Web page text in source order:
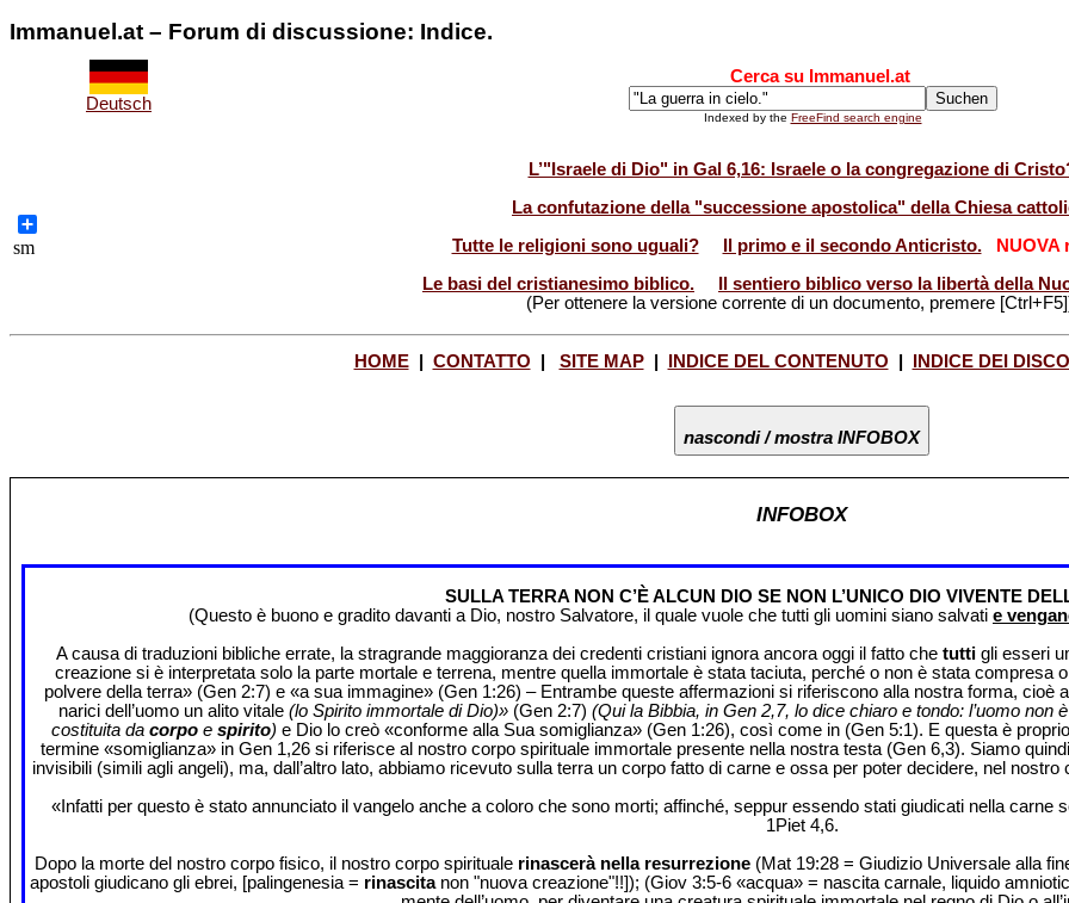
Immanuel.at – Forum di discussione: Indice.
Deutsch
Cerca su Immanuel.at
Indexed by the FreeFind search engine
Share
sm
L’"Israele di Dio" in Gal 6,16: Israele o la congregazione di
La confutazione della "successione apostolica" della Chiesa
Tutte le religioni sono uguali?
Il primo e il secondo Anticristo.
NUOVA
Le basi del cristianesimo biblico.
Il sentiero biblico verso la libertà della
(Per ottenere la versione corrente di un documento, premere
HOME| CONTATTO SITE MAP| INDICE DEL CONTENUTO INDICE DEI
nascondi / mostra INFOBOX
INFOBOX
SULLA TERRA NON C’È ALCUN DIO SE NON L’UNICO DIO VIVENTE
(Questo è buono e gradito davanti a Dio, nostro Salvatore, il quale vuole che tutti gli uomini siano salvati e
A causa di traduzioni bibliche errate, la stragrande maggioranza dei credenti cristiani ignora ancora oggi il fatto che tutti gli esseri
creazione si è interpretata solo la parte mortale e terrena, mentre quella immortale è stata taciuta, perché o non è stata compresa
polvere della terra» (Gen 2:7) e «a sua immagine» (Gen 1:26) – Entrambe queste affermazioni si riferiscono alla nostra forma,
narici dell’uomo un alito vitale (lo Spirito immortale di Dio)» (Gen 2:7) (Qui la Bibbia, in Gen 2,7, lo dice chiaro e tondo: l’uomo non
costituita da corpoe spirito) e Dio lo creò «conforme alla Sua somiglianza» (Gen 1:26), così come in (Gen 5:1). E questa è
termine «somiglianza» in Gen 1,26 si riferisce al nostro corpo spirituale immortale presente nella nostra testa (Gen 6,3). Siamo
invisibili (simili agli angeli), ma, dall’altro lato, abbiamo ricevuto sulla terra un corpo fatto di carne e ossa per poter decidere, nel
«Infatti per questo è stato annunciato il vangelo anche a coloro che sono morti; affinché, seppur essendo stati giudicati nella
1Piet 4,6.
Dopo la morte del nostro corpo fisico, il nostro corpo spirituale rinascerà nella resurrezione (Mat 19:28 = Giudizio Universale alla
apostoli giudicano gli ebrei, [palingenesia = rinascitanon "nuova creazione"!!]); (Giov 3:5-6 «acqua» = nascita carnale, liquido